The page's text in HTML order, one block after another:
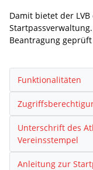
Damit bietet der
Beantragung
Funktionalitäten
Unterschrift des
Vereinsstempel
Anleitung zur